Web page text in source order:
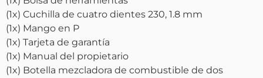
(1x) Cuchilla de cuatro dientes 230, 1.8 mm
(1x) Mango en P
(1x) Tarjeta de garantía
(1x) Manual del propietario
(1x) Botella mezcladora de combustible de dos